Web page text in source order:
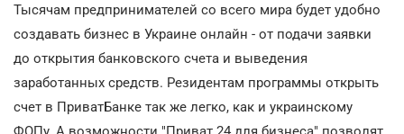
Тысячам предпринимателей со всего мира будет удобно
создавать бизнес в Украине онлайн - от подачи заявки
до открытия банковского счета и выведения
заработанных средств. Резидентам программы открыть
счет в ПриватБанке так же легко, как и украинскому